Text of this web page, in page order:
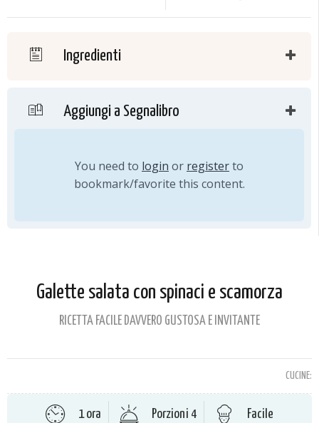
Ingredienti
Aggiungi a Segnalibro
You need to login or registerto
bookmark/favorite this content.
Galette salata con spinaci e scamorza
RICETTA FACILE DAVVERO GUSTOSA E INVITANTE
CUCINE:
1 ora Porzioni 4 Facile